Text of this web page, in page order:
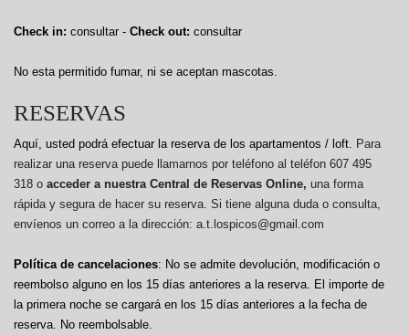
Check in: consultar - Check out: consultar
No esta permitido fumar, ni se aceptan mascotas.
RESERVAS
Aquí, usted podrá efectuar la reserva de los apartamentos / loft. Para
realizar una reserva puede llamarnos por teléfono al teléfon 607 495
318 o acceder a nuestra Central de Reservas Online, una forma
rápida y segura de hacer su reserva. Si tiene alguna duda o consulta,
envíenos un correo a la dirección: a.t.lospicos@gmail.com
Política de cancelaciones: No se admite devolución, modificación o
reembolso alguno en los 15 días anteriores a la reserva. El importe de
la primera noche se cargará en los 15 días anteriores a la fecha de
reserva. No reembolsable.